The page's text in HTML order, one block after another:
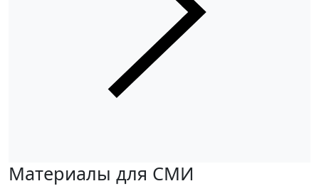
Материалы для СМИ